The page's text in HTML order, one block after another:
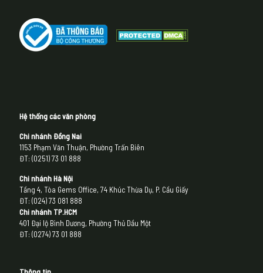
Hệ thống các văn phòng
Chi nhánh Đồng Nai
1153 Phạm Văn Thuận, Phường Trấn Biên
ĐT: (0251) 73 01 888
Chi nhánh Hà Nội
Tầng 4, Tòa Gems Office, 74 Khúc Thừa Dụ, P. Cầu Giấy
ĐT: (024) 73 081 888
Chi nhánh TP.HCM
401 Đại lộ Bình Dương, Phường Thủ Dầu Một
ĐT: (0274) 73 01 888